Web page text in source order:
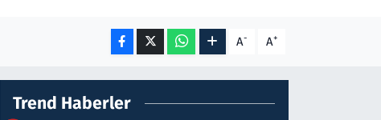
A- A+
Trend Haberler